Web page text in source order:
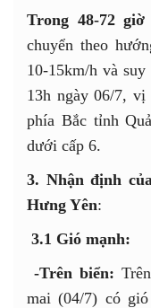
Trong 48-72
chuyển theo
10-15km/h và
13h ngày 06/7,
phía Bắc tỉnh
dưới cấp 6.
3. Nhận định
Hưng Yên:
3.1 Gió mạnh:
-Trên biển:
mai (04/7) có